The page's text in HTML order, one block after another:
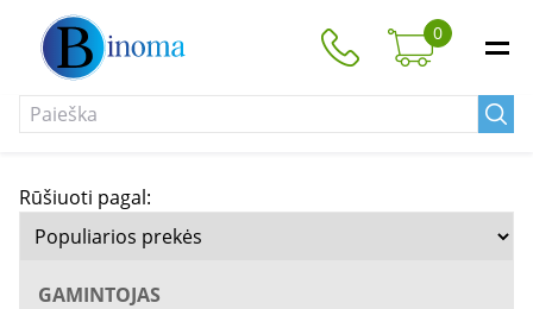
0
Rūšiuoti pagal:
GAMINTOJAS